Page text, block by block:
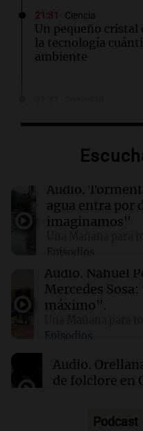
21:31 Ciencia
Un pequeño
la tecnología
ambiente
hombre murió tras
21:28 Fútbol
Instituto busca
Mendoza para
años
21:28 Deportes
Lionel Messi llega
despedir a su padre
21:22 Mundo
Veranos secos y
de los Países
Alemania
Audio.
agua entra por
imaginamos"
Episodios
Audio. Nahuel
Mercedes
máximo".
Episodios
Audio.
de folclore en
Podcast